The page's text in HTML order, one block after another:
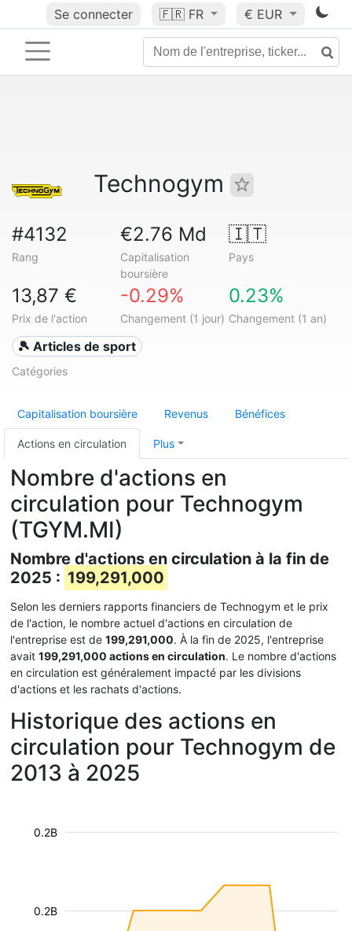
Se connecter 🇫🇷 FR € EUR
Technogym
#4132
Rang
€2.76 Md
Capitalisation
boursière
🇮🇹
Pays
13,87 €
Prix de l'action
-0.29%
Changement (1 jour)
0.23%
Changement (1 an)
🎾 Articles de sport
Catégories
Capitalisation boursière Revenus Bénéfices
Actions en circulation Plus
Nombre d'actions en
circulation pour Technogym
(TGYM.MI)
Nombre d'actions en circulation à la fin de
2025 : 199,291,000
Selon les derniers rapports financiers de Technogym et le prix
de l'action, le nombre actuel d'actions en circulation de
l'entreprise est de 199,291,000. À la fin de 2025, l'entreprise
avait 199,291,000 actions en circulation. Le nombre d'actions
en circulation est généralement impacté par les divisions
d'actions et les rachats d'actions.
Historique des actions en
circulation pour Technogym de
2013 à 2025
0.2B
0.2B